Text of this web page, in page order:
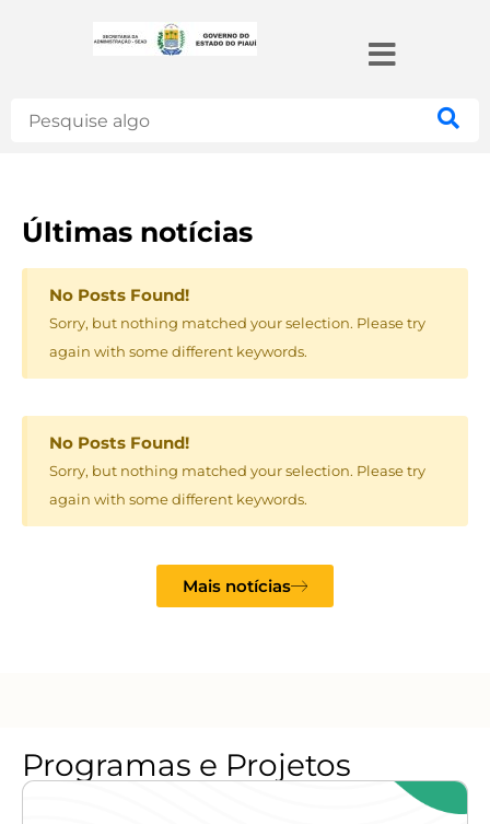
Últimas notícias
No Posts Found!
Sorry, but nothing matched your selection. Please try
again with some different keywords.
No Posts Found!
Sorry, but nothing matched your selection. Please try
again with some different keywords.
Mais notícias
Programas e Projetos